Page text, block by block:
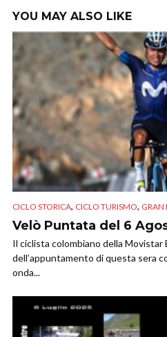
YOU MAY ALSO LIKE
CICLO STORICA, CICLO TURISMO, GRAN
Velò Puntata del 6
Il ciclista colombiano della Movistar
dell’appuntamento di questa sera
onda...